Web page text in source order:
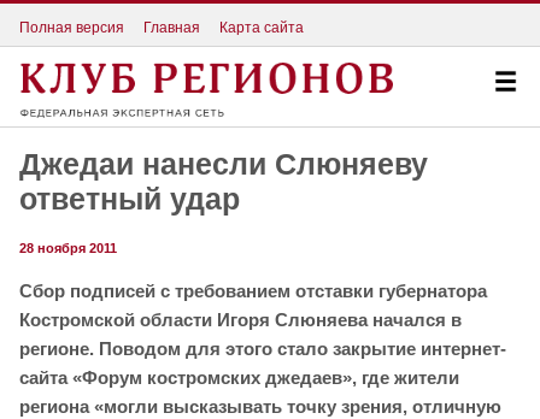
Полная версия Главная Карта сайта
Джедаи нанесли Слюняеву
ответный удар
28 ноября 2011
Сбор подписей с требованием отставки губернатора
Костромской области Игоря Слюняева начался в
регионе. Поводом для этого стало закрытие интернет-
сайта «Форум костромских джедаев», где жители
региона «могли высказывать точку зрения, отличную